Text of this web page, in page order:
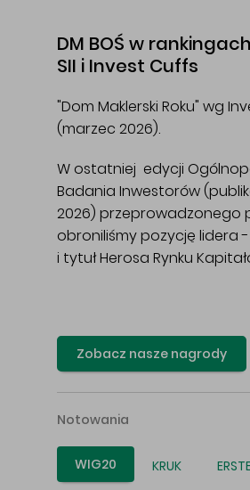
DM BOŚ w rankingach
SII i Invest Cuffs
"Dom Maklerski Roku" wg
(marzec 2026).
W ostatniej edycji
Badania Inwestorów
2026) przeprowadzonego
obroniliśmy pozycję lidera
i tytuł Herosa Rynku
Zobacz nasze nagrody
Notowania
WIG20 KRUK